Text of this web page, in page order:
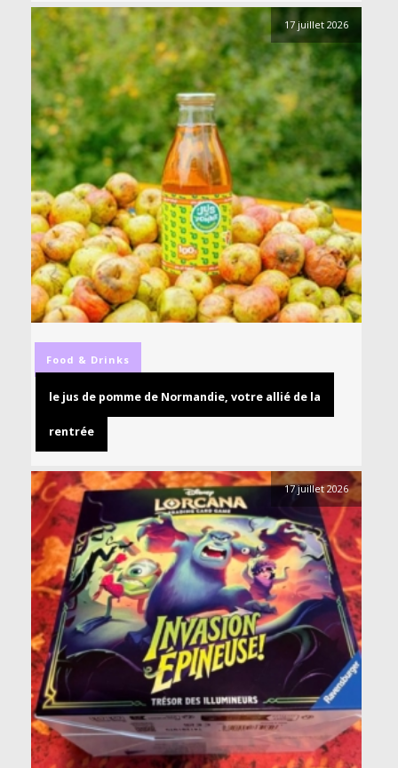
17 juillet 2026
Food & Drinks
le jus de pomme de Normandie, votre allié de la
rentrée
17 juillet 2026